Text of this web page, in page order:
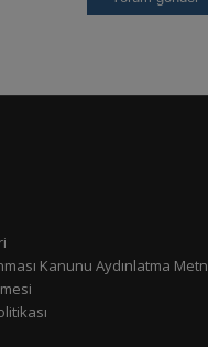
Kanunu Aydınlatma